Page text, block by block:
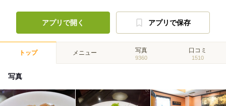
アプリで開く アプリで保存
トップ メニュー 写真
9360
口コミ
1510
写真